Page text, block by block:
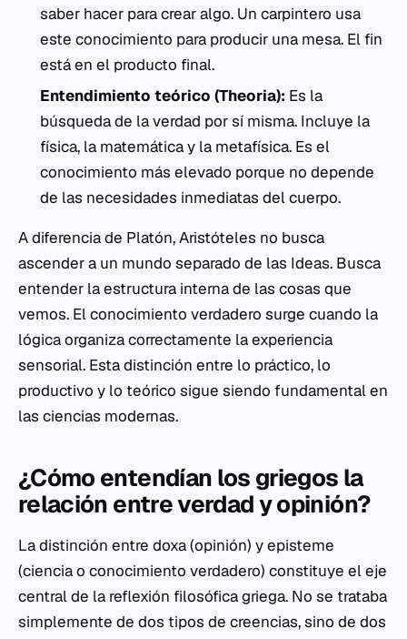
saber hacer para crear algo. Un carpintero usa
este conocimiento para producir una mesa. El fin
está en el producto final.
Entendimiento teórico (Theoria): Es la
búsqueda de la verdad por sí misma. Incluye la
física, la matemática y la metafísica. Es el
conocimiento más elevado porque no depende
de las necesidades inmediatas del cuerpo.
A diferencia de Platón, Aristóteles no busca
ascender a un mundo separado de las Ideas. Busca
entender la estructura interna de las cosas que
vemos. El conocimiento verdadero surge cuando la
lógica organiza correctamente la experiencia
sensorial. Esta distinción entre lo práctico, lo
productivo y lo teórico sigue siendo fundamental en
las ciencias modernas.
¿Cómo entendían los griegos la
relación entre verdad y opinión?
La distinción entre doxa(opinión) yepisteme
(ciencia o conocimiento verdadero) constituye el eje
central de la reflexión filosófica griega. No se trataba
simplemente de dos tipos de creencias, sino de dos